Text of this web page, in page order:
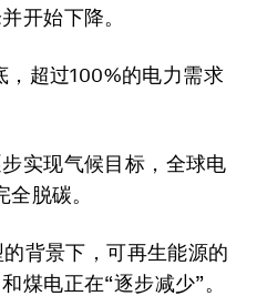
开始下降。
超过100%的电力需求
步实现气候目标，全球电
脱碳。
背景下，可再生能源的
煤电正在“逐步减少”。